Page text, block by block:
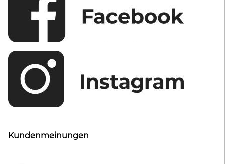
Kundenmeinungen